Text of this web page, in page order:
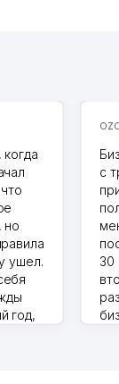
но
ушел.
год,
с
30